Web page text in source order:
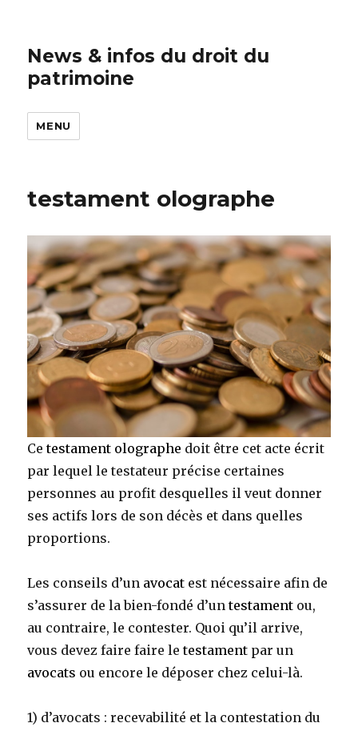
News & infos du droit du
patrimoine
MENU
testament olographe
Cetestament olographe doit être cet acte écrit
par lequel le testateur précise certaines
personnes au profit desquelles il veut donner
ses actifs lors de son décès et dans quelles
proportions.
Les conseils d’un avocat est nécessaire afin de
s’assurer de la bien-fondé d’untestament ou,
au contraire, le contester. Quoi qu’il arrive,
vous devez faire faire letestament par un
avocats ou encore le déposer chez celui-là.
1) d’avocats : recevabilité et la contestation du